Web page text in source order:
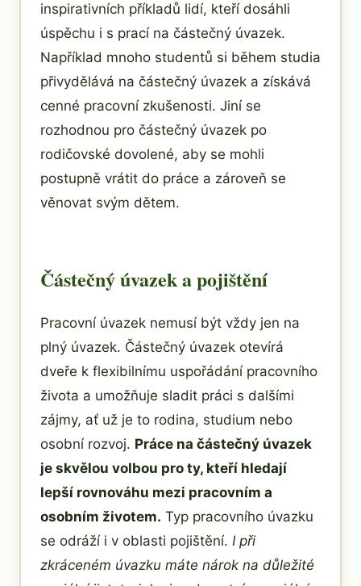
inspirativních příkladů lidí, kteří dosáhli
úspěchu i s prací na částečný úvazek.
Například mnoho studentů si během studia
přivydělává na částečný úvazek a získává
cenné pracovní zkušenosti. Jiní se
rozhodnou pro částečný úvazek po
rodičovské dovolené, aby se mohli
postupně vrátit do práce a zároveň se
věnovat svým dětem.
Částečný úvazek a pojištění
Pracovní úvazek nemusí být vždy jen na
plný úvazek. Částečný úvazek otevírá
dveře k flexibilnímu uspořádání pracovního
života a umožňuje sladit práci s dalšími
zájmy, ať už je to rodina, studium nebo
osobní rozvoj. Práce na částečný úvazek
je skvělou volbou pro ty, kteří hledají
lepší rovnováhu mezi pracovním a
osobním životem. Typ pracovního úvazku
se odráží i v oblasti pojištění. I při
zkráceném úvazku máte nárok na důležité